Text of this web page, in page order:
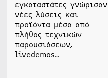
εγκαταστάτες γνώρισαν
νέες λύσεις και
προϊόντα μέσα από
πλήθος τεχνικών
παρουσιάσεων,
livedemos…